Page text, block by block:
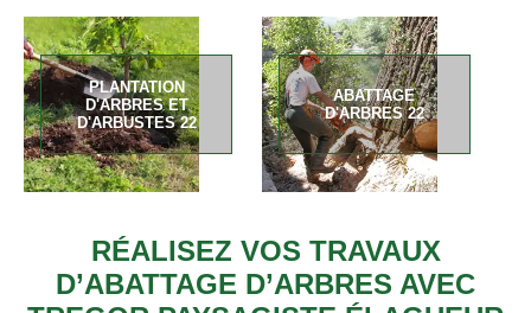
PLANTATION
D'ARBRES ET
D'ARBUSTES 22
ABATTAGE
D'ARBRES 22
RÉALISEZ VOS TRAVAUX
D’ABATTAGE D’ARBRES AVEC